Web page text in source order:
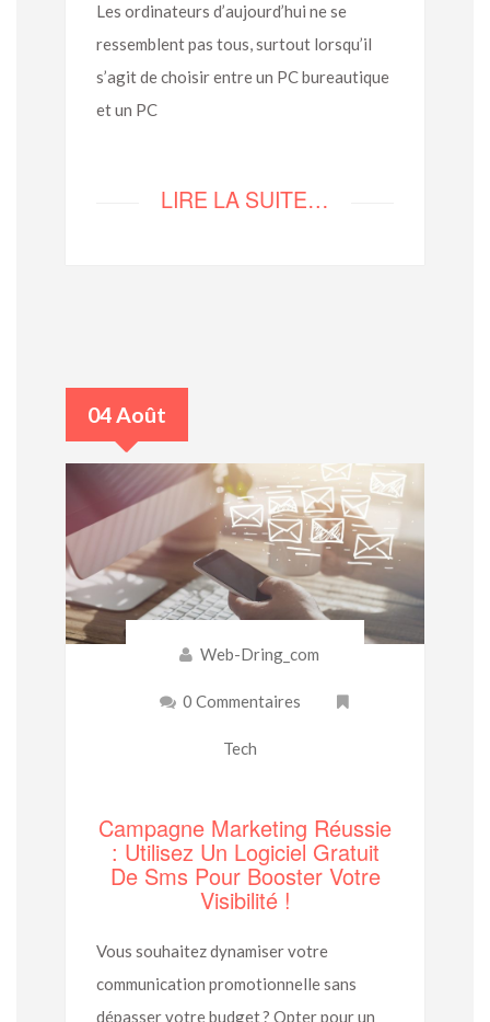
Les ordinateurs d’aujourd’hui ne se
ressemblent pas tous, surtout lorsqu’il
s’agit de choisir entre un PC bureautique
et un PC
LIRE LA SUITE…
04 Août
Web-Dring_com
0 Commentaires
Tech
Campagne Marketing Réussie
: Utilisez Un Logiciel Gratuit
De Sms Pour Booster Votre
Visibilité !
Vous souhaitez dynamiser votre
communication promotionnelle sans
dépasser votre budget ? Opter pour un